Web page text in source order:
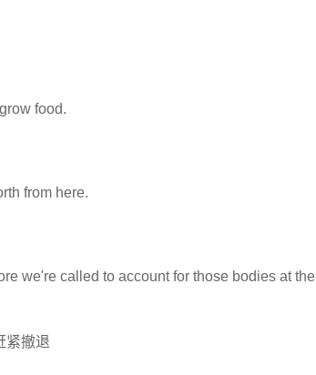
food.
from here.
we're called to account for those bodies at the
紧撤退